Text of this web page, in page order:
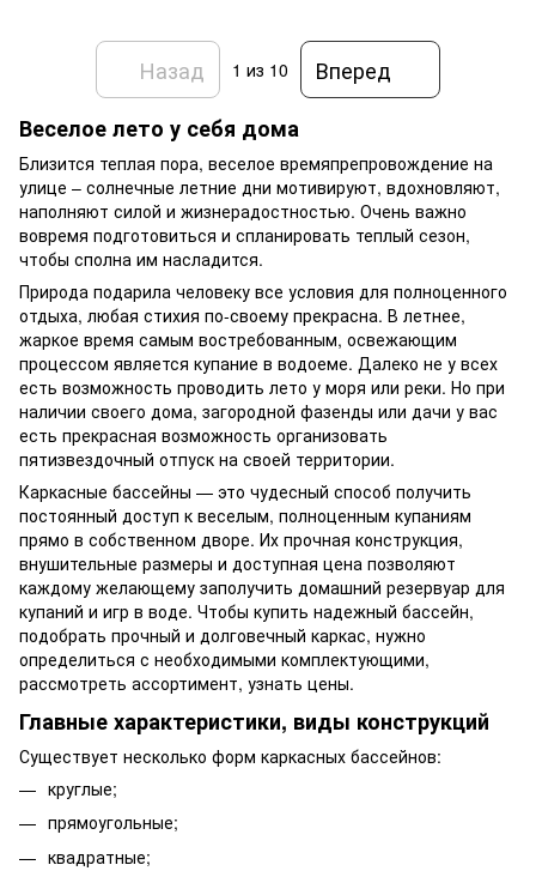
Назад 1 из 10
Вперед
Веселое лето у себя дома
Близится теплая пора, веселое времяпрепровождение на
улице – солнечные летние дни мотивируют, вдохновляют,
наполняют силой и жизнерадостностью. Очень важно
вовремя подготовиться и спланировать теплый сезон,
чтобы сполна им насладится.
Природа подарила человеку все условия для полноценного
отдыха, любая стихия по-своему прекрасна. В летнее,
жаркое время самым востребованным, освежающим
процессом является купание в водоеме. Далеко не у всех
есть возможность проводить лето у моря или реки. Но при
наличии своего дома, загородной фазенды или дачи у вас
есть прекрасная возможность организовать
пятизвездочный отпуск на своей территории.
Каркасные бассейны — это чудесный способ получить
постоянный доступ к веселым, полноценным купаниям
прямо в собственном дворе. Их прочная конструкция,
внушительные размеры и доступная цена позволяют
каждому желающему заполучить домашний резервуар для
купаний и игр в воде. Чтобы купить надежный бассейн,
подобрать прочный и долговечный каркас, нужно
определиться с необходимыми комплектующими,
рассмотреть ассортимент, узнать цены.
Главные характеристики, виды конструкций
Существует несколько форм каркасных бассейнов:
круглые;
прямоугольные;
квадратные;